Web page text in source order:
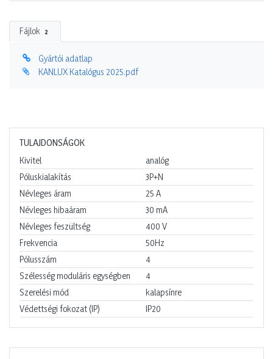
Fájlok 2
Gyártói adatlap
KANLUX Katalógus 2025.pdf
TULAJDONSÁGOK
Kivitel
analóg
Póluskialakítás
3P+N
Névleges áram
25 A
Névleges hibaáram
30 mA
Névleges feszültség
400 V
Frekvencia
50Hz
Pólusszám
4
Szélesség moduláris egységben
4
Szerelési mód
kalapsínre
Védettségi fokozat (IP)
IP20